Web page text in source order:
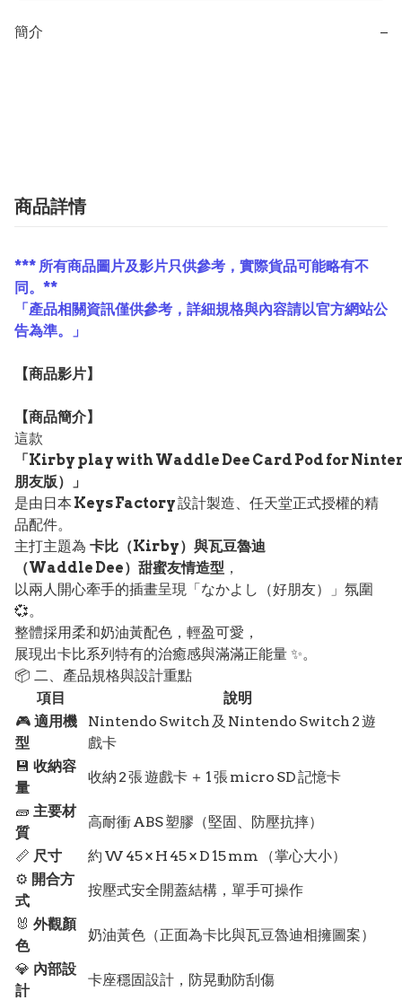
簡介 −
商品詳情
*** 所有商品圖片及影片只供參考，實際貨品可能略有不
同。**
「產品相關資訊僅供參考，詳細規格與內容請以官方網站公
告為準。」
【商品影片】
【商品簡介】
這款
「Kirby play with Waddle Dee Card Pod for
朋友版）」
是由日本 Keys Factory設計製造、任天堂正式授權的精
品配件。
主打主題為 卡比（Kirby）與瓦豆魯迪
（Waddle Dee）甜蜜友情造型 ，
以兩人開心牽手的插畫呈現「なかよし（好朋友）」氛圍
💞。
整體採用柔和奶油黃配色，輕盈可愛，
展現出卡比系列特有的治癒感與滿滿正能量 ✨。
📦 二、產品規格與設計重點
項目
說明
🎮 適用機
型
Nintendo Switch 及 Nintendo Switch 2 遊
戲卡
💾 收納容
量
收納 2 張 遊戲卡 ＋ 1 張 micro SD 記憶卡
🧱 主要材
質
高耐衝 ABS 塑膠（堅固、防壓抗摔）
📏 尺寸
約 W 45 × H 45 × D 15 mm （掌心大小）
⚙️ 開合方
式
按壓式安全開蓋結構，單手可操作
🐰 外觀顏
色
奶油黃色（正面為卡比與瓦豆魯迪相擁圖案）
💎 內部設
計
卡座穩固設計，防晃動防刮傷